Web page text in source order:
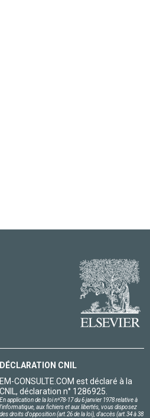
DÉCLARATION CNIL
EM-CONSULTE.COM est déclaré à la
CNIL, déclaration n° 1286925.
En application de la loi nº78-17 du 6 janvier 1978 relative à
l'informatique, aux fichiers et aux libertés, vous disposez
des droits d'opposition (art.26 de la loi), d'accès (art.34 à 38